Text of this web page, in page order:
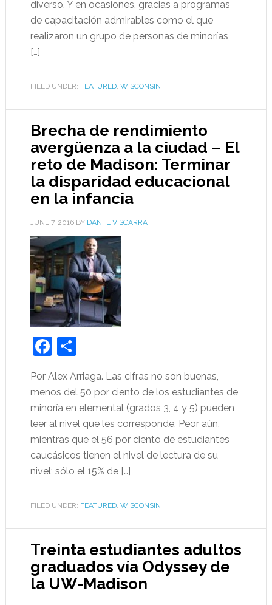
diverso. Y en ocasiones, gracias a programas
de capacitación admirables como el que
realizaron un grupo de personas de minorías,
[…]
FILED UNDER: FEATURED, WISCONSIN
Brecha de rendimiento
avergüenza a la ciudad – El
reto de Madison: Terminar
la disparidad educacional
en la infancia
JUNE 7, 2016BY DANTE VISCARRA
Facebook
Share
Por Alex Arriaga. Las cifras no son buenas,
menos del 50 por ciento de los estudiantes de
minoría en elemental (grados 3, 4 y 5) pueden
leer al nivel que les corresponde. Peor aún,
mientras que el 56 por ciento de estudiantes
caucásicos tienen el nivel de lectura de su
nivel; sólo el 15% de […]
FILED UNDER: FEATURED, WISCONSIN
Treinta estudiantes adultos
graduados vía Odyssey de
la UW-Madison